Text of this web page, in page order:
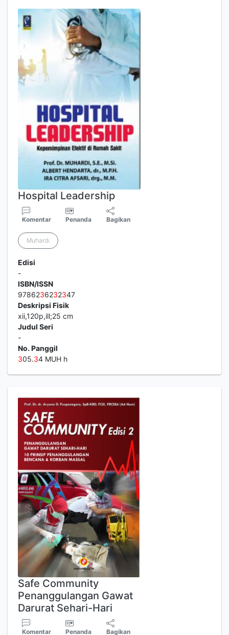
Hospital Leadership
Komentar Penanda Bagikan
Muhardi
Edisi
-
ISBN/ISSN
9786236232347
Deskripsi Fisik
xii,120p,ill;25 cm
Judul Seri
-
No. Panggil
305.34 MUH h
Safe Community
Penanggulangan Gawat
Darurat Sehari-Hari
Komentar Penanda Bagikan